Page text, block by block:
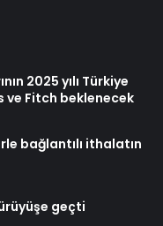
2025 yılı Türkiye
ve Fitch beklenecek
bağlantılı ithalatın
geçti